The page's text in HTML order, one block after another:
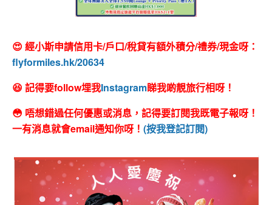
😍 經小斯申請信用卡/戶口/稅貸有額外積分/禮券/現金呀：
flyformiles.hk/20634
😆 記得要follow埋我Instagram睇我啲靚旅行相呀！
😳 唔想錯過任何優惠或消息，記得要訂閱我既電子報呀！
一有消息就會email通知你呀！ (按我登記訂閱)